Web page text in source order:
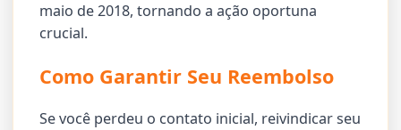
maio de 2018, tornando a ação oportuna
crucial.
Como Garantir Seu Reembolso
Se você perdeu o contato inicial, reivindicar seu